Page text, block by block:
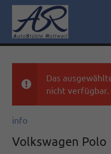
Das
nicht verfügbar.
info
Volkswagen Polo